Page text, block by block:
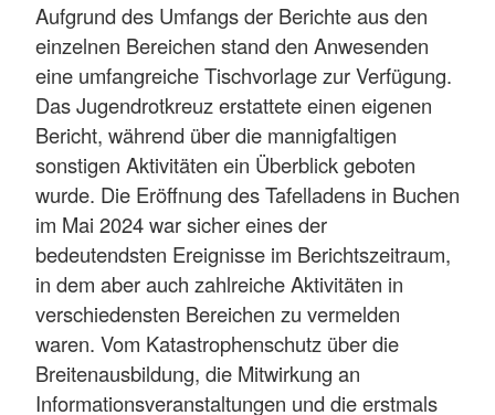
Aufgrund des Umfangs der Berichte aus den
einzelnen Bereichen stand den Anwesenden
eine umfangreiche Tischvorlage zur Verfügung.
Das Jugendrotkreuz erstattete einen eigenen
Bericht, während über die mannigfaltigen
sonstigen Aktivitäten ein Überblick geboten
wurde. Die Eröffnung des Tafelladens in Buchen
im Mai 2024 war sicher eines der
bedeutendsten Ereignisse im Berichtszeitraum,
in dem aber auch zahlreiche Aktivitäten in
verschiedensten Bereichen zu vermelden
waren. Vom Katastrophenschutz über die
Breitenausbildung, die Mitwirkung an
Informationsveranstaltungen und die erstmals